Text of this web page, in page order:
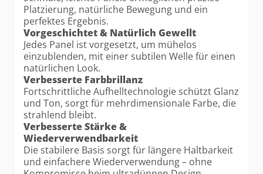
Platzierung, natürliche Bewegung und ein
perfektes Ergebnis.
Vorgeschichtet & Natürlich Gewellt
Jedes Panel ist vorgesetzt, um mühelos
einzublenden, mit einer subtilen Welle für einen
natürlichen Look.
Verbesserte Farbbrillanz
Fortschrittliche Aufhelltechnologie schützt Glanz
und Ton, sorgt für mehrdimensionale Farbe, die
strahlend bleibt.
Verbesserte Stärke &
Wiederverwendbarkeit
Die stabilere Basis sorgt für längere Haltbarkeit
und einfachere Wiederverwendung – ohne